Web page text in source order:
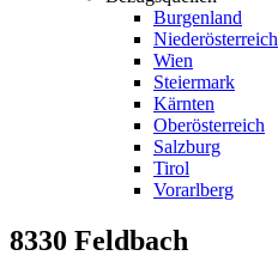
Burgenland
Niederösterreich
Wien
Steiermark
Kärnten
Oberösterreich
Salzburg
Tirol
Vorarlberg
8330 Feldbach